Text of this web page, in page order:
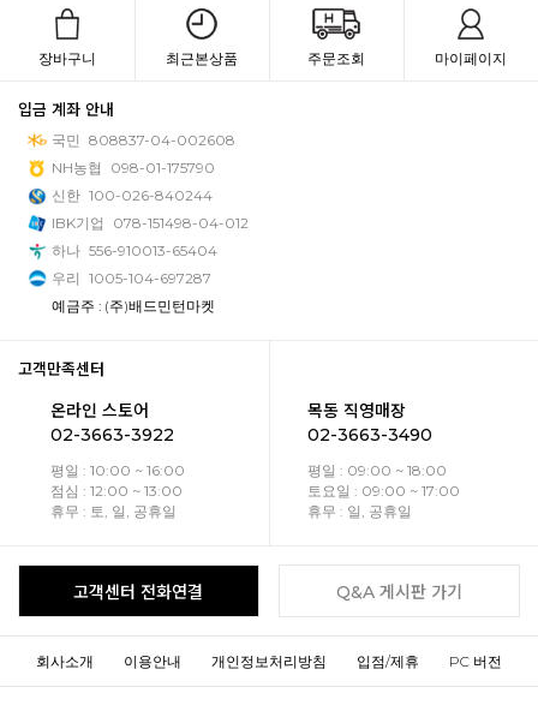
장바구니 최근본상품 주문조회 마이페이지
입금 계좌 안내
국민 808837-04-002608
NH농협
098-01-175790
신한 100-026-840244
IBK기업
078-151498-04-012
하나 556-910013-65404
우리 1005-104-697287
예금주 : (주)배드민턴마켓
고객만족센터
온라인 스토어
02-3663-3922
평일 : 10:00 ~ 16:00
점심 : 12:00 ~ 13:00
휴무 : 토, 일, 공휴일
목동 직영매장
02-3663-3490
평일 : 09:00 ~ 18:00
토요일 : 09:00 ~ 17:00
휴무 : 일, 공휴일
고객센터 전화연결 Q&A 게시판 가기
회사소개 이용안내 개인정보처리방침 입점/제휴 PC 버전